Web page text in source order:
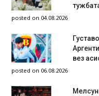
posted on 04.08.2026
вез
posted on 06.08.2026